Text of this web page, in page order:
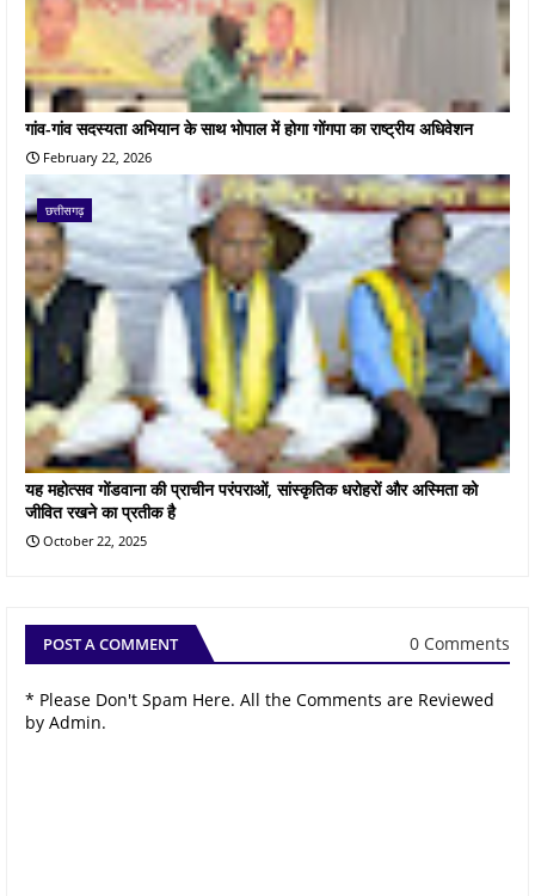
गांव-गांव सदस्यता अभियान के साथ भोपाल में होगा गोंगपा का राष्ट्रीय अधिवेशन
February 22, 2026
छत्तीसगढ़
यह महोत्सव गोंडवाना की प्राचीन परंपराओं, सांस्कृतिक धरोहरों और अस्मिता को
जीवित रखने का प्रतीक है
October 22, 2025
POST A COMMENT 0 Comments
* Please Don't Spam Here. All the Comments are Reviewed
by Admin.